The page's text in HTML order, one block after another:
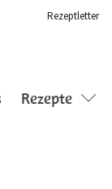
Rezeptletter
Rezepte